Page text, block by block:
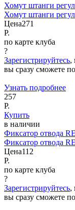
Хомут штанги
Хомут штанги
Цена271
Р.
по карте клуба
?
Зарегистрируйтесь,
вы сразу сможете
Узнать подробнее
257
Р.
Купить
в наличии
Фиксатор отвода
Фиксатор отвода
Цена112
Р.
по карте клуба
?
Зарегистрируйтесь,
вы сразу сможете